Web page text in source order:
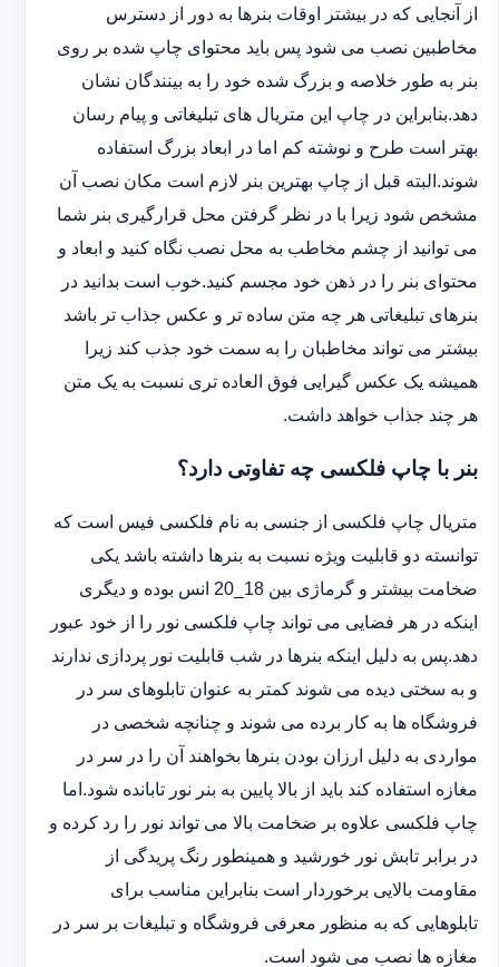
از آنجایی که در بیشتر اوقات بنرها به دور از دسترس
مخاطبین نصب می شود پس باید محتوای چاپ شده بر روی
بنر به طور خلاصه و بزرگ شده خود را به بینندگان نشان
دهد.بنابراین در چاپ این متریال های تبلیغاتی و پیام رسان
بهتر است طرح و نوشته کم اما در ابعاد بزرگ استفاده
شوند.البته قبل از چاپ بهترین بنر لازم است مکان نصب آن
مشخص شود زیرا با در نظر گرفتن محل قرارگیری بنر شما
می توانید از چشم مخاطب به محل نصب نگاه کنید و ابعاد و
محتوای بنر را در ذهن خود مجسم کنید.خوب است بدانید در
بنرهای تبلیغاتی هر چه متن ساده تر و عکس جذاب تر باشد
بیشتر می تواند مخاطبان را به سمت خود جذب کند زیرا
همیشه یک عکس گیرایی فوق العاده تری نسبت به یک متن
هر چند جذاب خواهد داشت.
بنر با چاپ فلکسی چه تفاوتی دارد؟
متریال چاپ فلکسی از جنسی به نام فلکسی فیس است که
توانسته دو قابلیت ویژه نسبت به بنرها داشته باشد یکی
ضخامت بیشتر و گرماژی بین 18_20 انس بوده و دیگری
اینکه در هر فضایی می تواند چاپ فلکسی نور را از خود عبور
دهد.پس به دلیل اینکه بنرها در شب قابلیت نور پردازی ندارند
و به سختی دیده می شوند کمتر به عنوان تابلوهای سر در
فروشگاه ها به کار برده می شوند و چنانچه شخصی در
مواردی به دلیل ارزان بودن بنرها بخواهند آن را در سر در
مغازه استفاده کند باید از بالا پایین به بنر نور تابانده شود.اما
چاپ فلکسی علاوه بر ضخامت بالا می تواند نور را رد کرده و
در برابر تابش نور خورشید و همینطور رنگ پریدگی از
مقاومت بالایی برخوردار است بنابراین مناسب برای
تابلوهایی که به منظور معرفی فروشگاه و تبلیغات بر سر در
مغازه ها نصب می شود است.